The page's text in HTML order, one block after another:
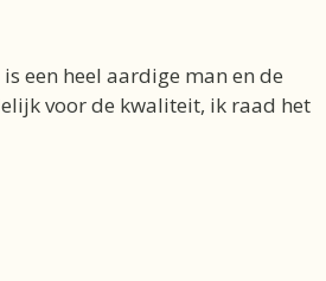
een heel aardige man en de
voor de kwaliteit, ik raad het